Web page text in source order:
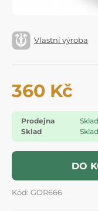
Vlastní výroba
360 Kč
Prodejna
Sklad
DO
Kód: GOR666